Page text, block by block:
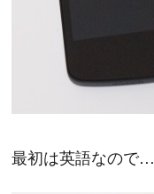
最初は英語なので…